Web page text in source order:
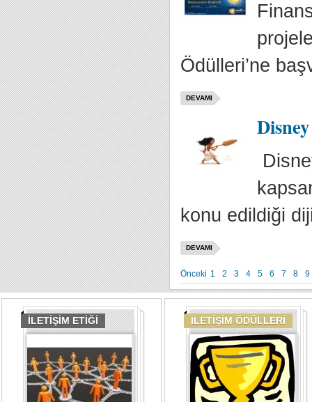
Ödülleri’ne
DEVAMI
konu edildiği
DEVAMI
Önceki 1 2 3 4 5 6 7 8 9
İLETİŞİM ETİĞİ İLETİŞİM ÖDÜLLERİ